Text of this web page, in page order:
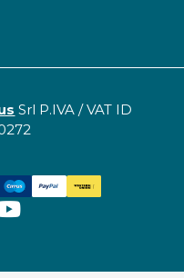
Srl P.IVA / VAT ID